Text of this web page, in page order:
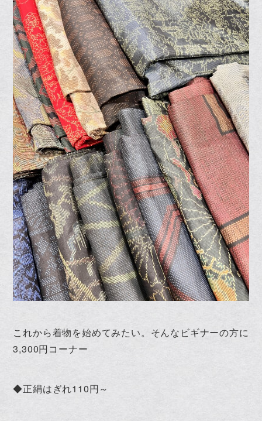
これから着物を始めてみたい。そんなビギナーの方に
3,300円コーナー
◆正絹はぎれ110円～